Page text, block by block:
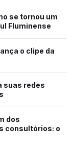
se tornou um
Fluminense
o clipe da
suas redes
dos
consultórios: o